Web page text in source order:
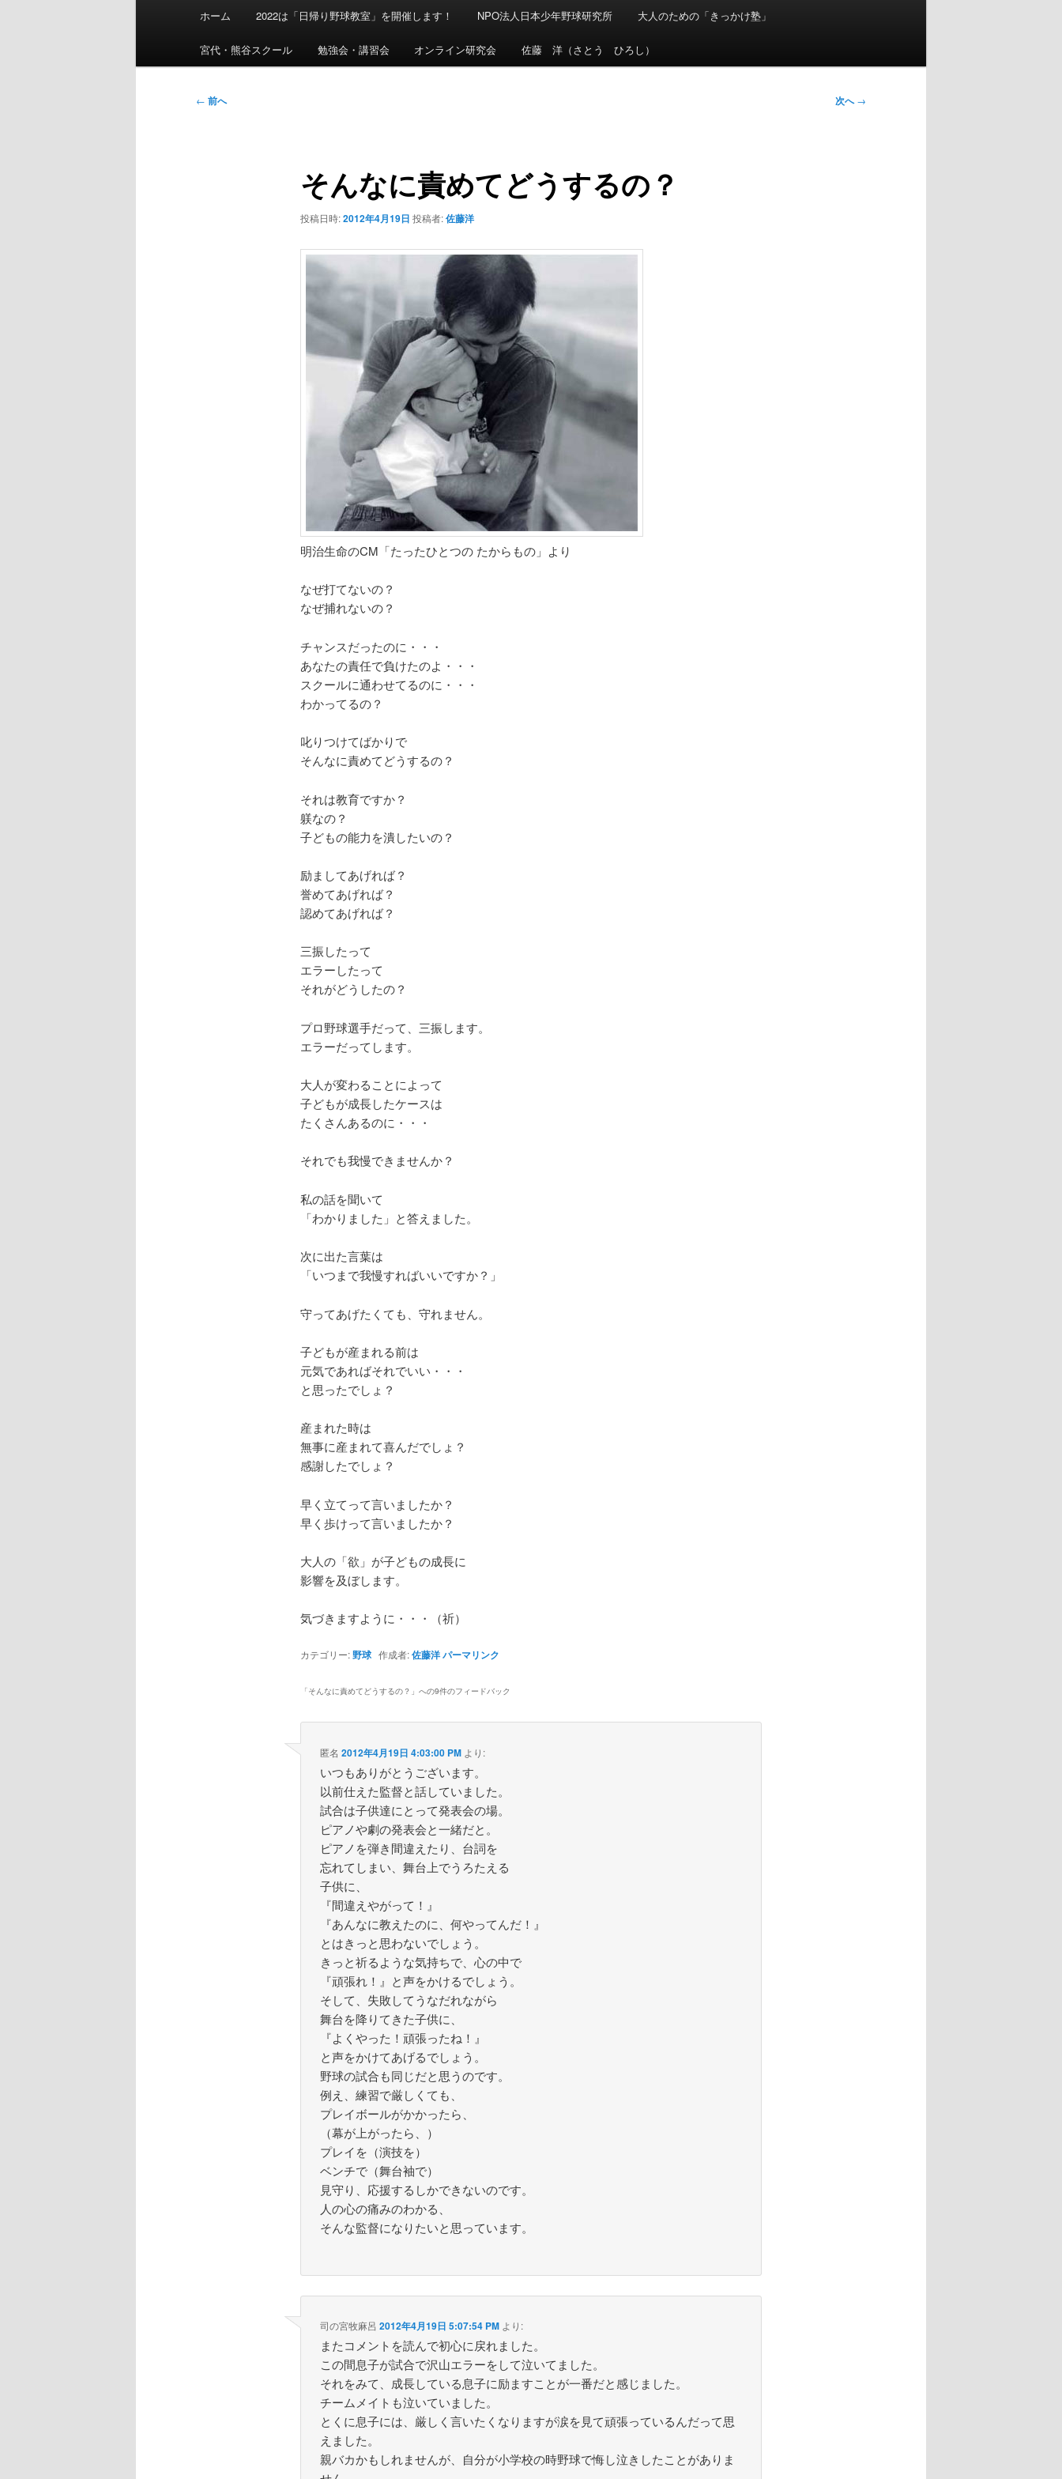
メ
ホーム 2022は「日帰り野球教室」を開催します！ NPO法人日本少年野球研究所 大人のための「きっかけ塾」
宮代・熊谷スクール 勉強会・講習会 オンライン研究会 佐藤 洋（さとう ひろし）
投
← 前へ 次へ→
そんなに責めてどうするの？
投稿日時:2012年4月19日 投稿者:佐藤洋
明治生命のCM「たったひとつの たからもの」より
なぜ打てないの？
なぜ捕れないの？
チャンスだったのに・・・
あなたの責任で負けたのよ・・・
スクールに通わせてるのに・・・
わかってるの？
叱りつけてばかりで
そんなに責めてどうするの？
それは教育ですか？
躾なの？
子どもの能力を潰したいの？
励ましてあげれば？
誉めてあげれば？
認めてあげれば？
三振したって
エラーしたって
それがどうしたの？
プロ野球選手だって、三振します。
エラーだってします。
大人が変わることによって
子どもが成長したケースは
たくさんあるのに・・・
それでも我慢できませんか？
私の話を聞いて
「わかりました」と答えました。
次に出た言葉は
「いつまで我慢すればいいですか？」
守ってあげたくても、守れません。
子どもが産まれる前は
元気であればそれでいい・・・
と思ったでしょ？
産まれた時は
無事に産まれて喜んだでしょ？
感謝したでしょ？
早く立てって言いましたか？
早く歩けって言いましたか？
大人の「欲」が子どもの成長に
影響を及ぼします。
気づきますように・・・（祈）
カテゴリー:野球作成者:佐藤洋パーマリンク
「そんなに責めてどうするの？ 」への9件のフィードバック
匿名 2012年4月19日 4:03:00 PM より:
いつもありがとうございます。
以前仕えた監督と話していました。
試合は子供達にとって発表会の場。
ピアノや劇の発表会と一緒だと。
ピアノを弾き間違えたり、台詞を
忘れてしまい、舞台上でうろたえる
子供に、
『間違えやがって！』
『あんなに教えたのに、何やってんだ！』
とはきっと思わないでしょう。
きっと祈るような気持ちで、心の中で
『頑張れ！』と声をかけるでしょう。
そして、失敗してうなだれながら
舞台を降りてきた子供に、
『よくやった！頑張ったね！』
と声をかけてあげるでしょう。
野球の試合も同じだと思うのです。
例え、練習で厳しくても、
プレイボールがかかったら、
（幕が上がったら、）
プレイを（演技を）
ベンチで（舞台袖で）
見守り、応援するしかできないのです。
人の心の痛みのわかる、
そんな監督になりたいと思っています。
司の宮牧麻呂 2012年4月19日 5:07:54 PM より:
またコメントを読んで初心に戻れました。
この間息子が試合で沢山エラーをして泣いてました。
それをみて、成長している息子に励ますことが一番だと感じました。
チームメイトも泣いていました。
とくに息子には、厳しく言いたくなりますが涙を見て頑張っているんだって思
えました。
親バカかもしれませんが、自分が小学校の時野球で悔し泣きしたことがありま